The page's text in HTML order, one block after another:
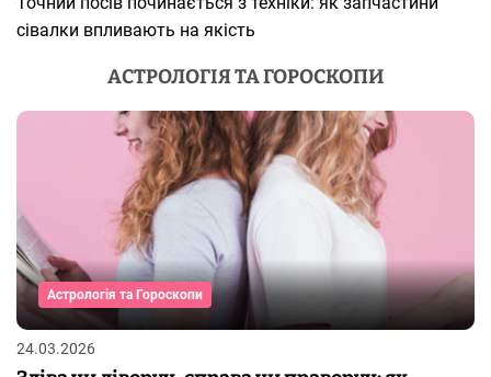
сівалки впливають на якість
АСТРОЛОГІЯ ТА ГОРОСКОПИ
Астрологія та Гороскопи
24.03.2026